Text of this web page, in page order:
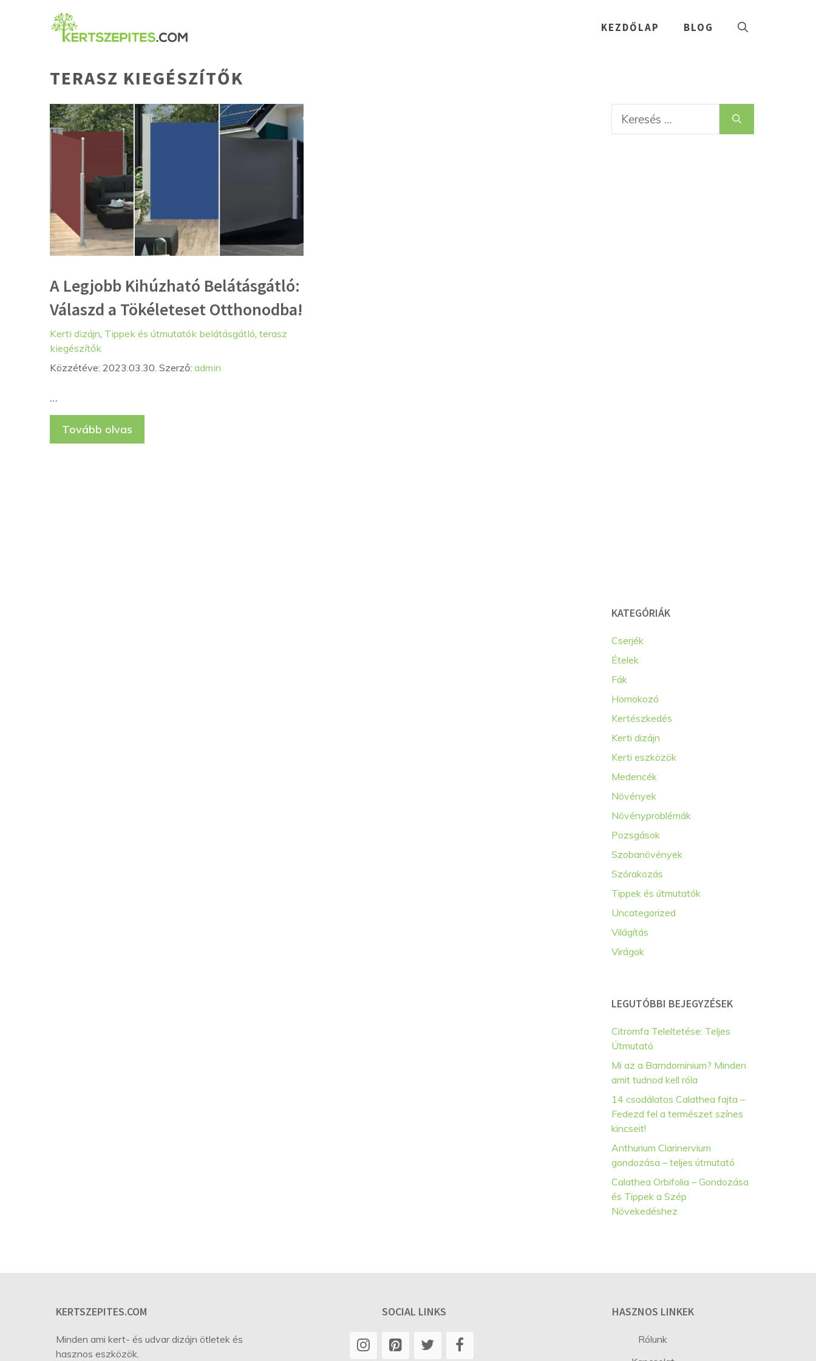
KEZDŐLAP BLOG
TERASZ KIEGÉSZÍTŐK
A Legjobb Kihúzható Belátásgátló:
Válaszd a Tökéleteset Otthonodba!
Kategória
Kerti dizájn Tippek és útmutatók Címkék
belátásgátló terasz
kiegészítők
Közzétéve: 2023.03.30. Szerző: admin
…
Tovább olvas
KATEGÓRIÁK
Cserjék
Ételek
Fák
Homokozó
Kertészkedés
Kerti dizájn
Kerti eszközök
Medencék
Növények
Növényproblémák
Pozsgások
Szobanövények
Szórakozás
Tippek és útmutatók
Uncategorized
Világítás
Virágok
LEGUTÓBBI BEJEGYZÉSEK
Citromfa Teleltetése: Teljes
Útmutató
Mi az a Barndominium? Minden
amit tudnod kell róla
14 csodálatos Calathea fajta –
Fedezd fel a természet színes
kincseit!
Anthurium Clarinervium
gondozása – teljes útmutató
Calathea Orbifolia – Gondozása
és Tippek a Szép
Növekedéshez
KERTSZEPITES.COM
Minden ami kert- és udvar dizájn ötletek és
hasznos eszközök.
SOCIAL LINKS HASZNOS LINKEK
Rólunk